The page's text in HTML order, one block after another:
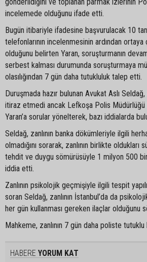
incelemede olduğunu ifade etti.
Bugün itibariyle ifadesine başvurulacak 10
telefonlarının incelenmesinin ardından ortaya
olduğunu belirten Yaran, soruşturmanın
serbest kalması durumunda soruşturmaya
olasılığından 7 gün daha tutukluluk talep etti.
Duruşmada hazır bulunan Avukat Aslı
itiraz etmedi ancak Lefkoşa Polis
Yaran’a sorular yönelterek, bazı iddialarda
Seldağ, zanlının banka dökümleriyle ilgili
olmadığını sorarak, zanlının birlikte oldukları
tehdit ve duygu sömürüsüyle 1 milyon 500 bin
iddia etti.
Zanlının psikolojik geçmişiyle ilgili tespit
soran Seldağ, zanlının İstanbul’da da
her gün kullanması gereken ilaçlar olduğunu
Mahkeme, zanlının 7 gün daha poliste
HABERE YORUM KAT